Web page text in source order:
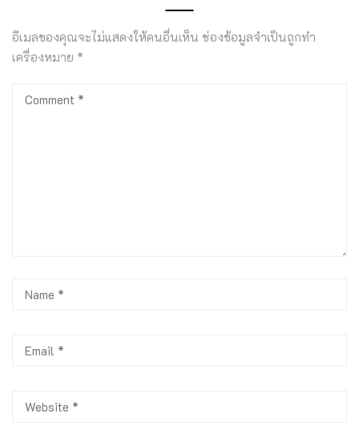
อีเมลของคุณจะไม่แสดงให้คนอื่นเห็น ช่องข้อมูลจำเป็นถูกทำ
เครื่องหมาย *